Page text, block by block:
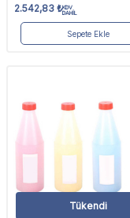
2.542,83 ₺KDV
DAHİL
Sepete Ekle
Tükendi